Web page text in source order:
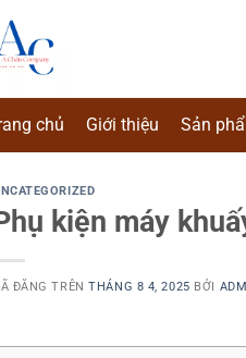
chủ Giới thiệu Sản
kiện máy
ĐĂNG TRÊNTHÁNG 8 4, 2025 BỞI